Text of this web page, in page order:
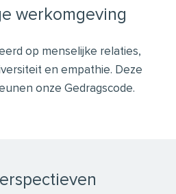
werkomgeving
op menselijke relaties,
en empathie. Deze
onze Gedragscode.